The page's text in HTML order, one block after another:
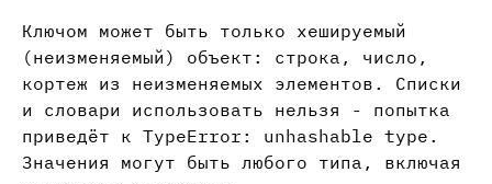
Ключом может быть только хешируемый
(неизменяемый) объект: строка, число,
кортеж из неизменяемых элементов. Списки
и словари использовать нельзя - попытка
приведёт к TypeError: unhashable type.
Значения могут быть любого типа, включая